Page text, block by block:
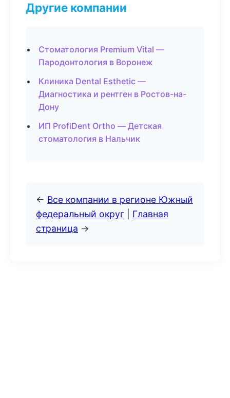
Другие компании
Стоматология Premium Vital —
Пародонтология в Воронеж
Клиника Dental Esthetic —
Диагностика и рентген в Ростов-на-
Дону
ИП ProfiDent Ortho — Детская
стоматология в Нальчик
← Все компании в регионе Южный
федеральный округ
Главная
страница →